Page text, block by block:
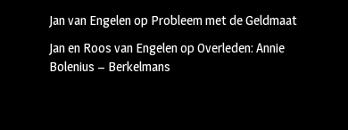
Jan van Engelenop Probleem met de Geldmaat
Jan en Roos van EngelenopOverleden: Annie
Bolenius – Berkelmans